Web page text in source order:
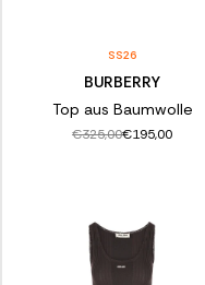
SS26
BURBERRY
Top aus Baumwolle
€325,00€195,00